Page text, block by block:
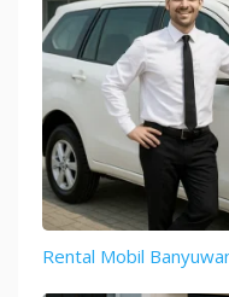
Rental Mobil